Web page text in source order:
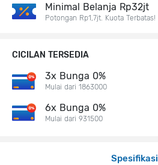
Spesifikasi
Minimal Belanja Rp32jt
Potongan Rp1,7jt. Kuota Terbatas!
CICILAN TERSEDIA
3x Bunga 0%
Mulai dari 1863000
6x Bunga 0%
Mulai dari 931500